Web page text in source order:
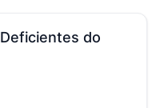
do